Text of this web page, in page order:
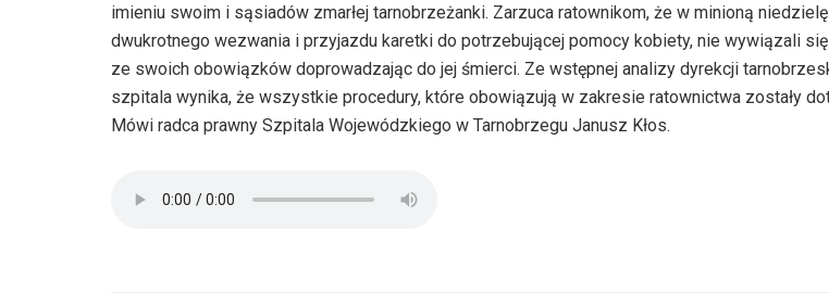
imieniu swoim i sąsiadów zmarłej tarnobrzeżanki. Zarzuca ratownikom, że w minioną
dwukrotnego wezwania i przyjazdu karetki do potrzebującej pomocy kobiety, nie wywiązali
ze swoich obowiązków doprowadzając do jej śmierci. Ze wstępnej analizy dyrekcji
szpitala wynika, że wszystkie procedury, które obowiązują w zakresie ratownictwa zostały
Mówi radca prawny Szpitala Wojewódzkiego w Tarnobrzegu Janusz Kłos.